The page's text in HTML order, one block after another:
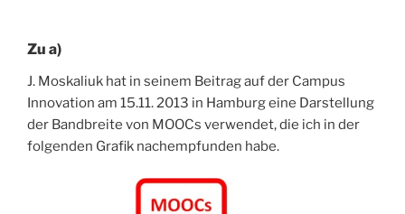
Zu a)
J. Moskaliuk hat in seinem Beitrag auf der Campus
Innovation am 15.11. 2013 in Hamburg eine Darstellung
der Bandbreite von MOOCs verwendet, die ich in der
folgenden Grafik nachempfunden habe.